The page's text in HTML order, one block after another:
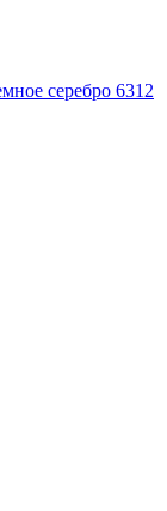
серебро 6312